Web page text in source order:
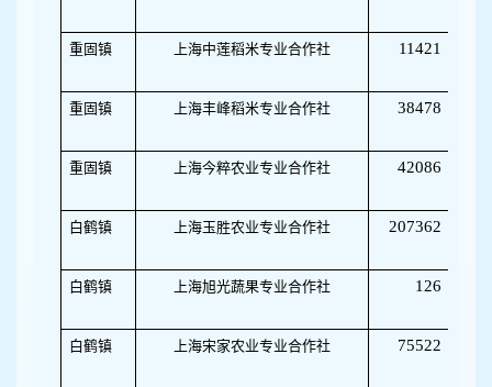
重固镇 上海中莲稻米专业合作社 11421
重固镇 上海丰峰稻米专业合作社 38478
重固镇 上海今粹农业专业合作社 42086
白鹤镇 上海玉胜农业专业合作社 207362
白鹤镇 上海旭光蔬果专业合作社 126
白鹤镇 上海宋家农业专业合作社 75522